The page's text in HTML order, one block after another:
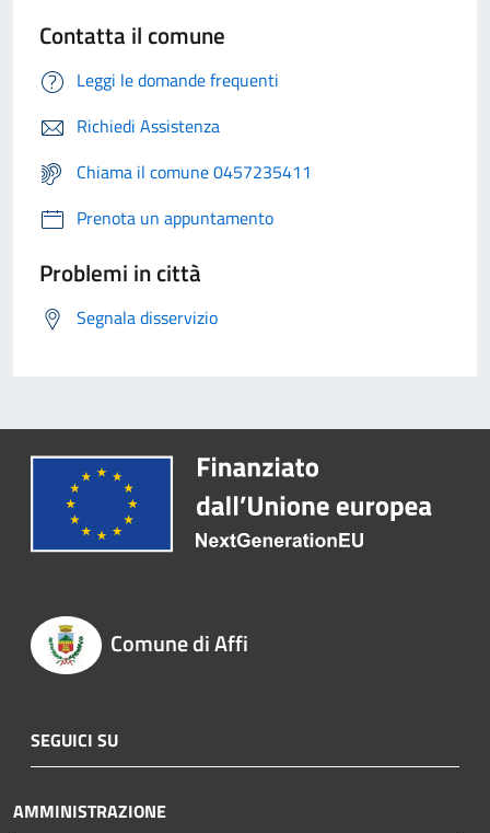
Contatta il comune
Leggi le domande frequenti
Richiedi Assistenza
Chiama il comune 0457235411
Prenota un appuntamento
Problemi in città
Segnala disservizio
Comune di Affi
SEGUICI SU
AMMINISTRAZIONE